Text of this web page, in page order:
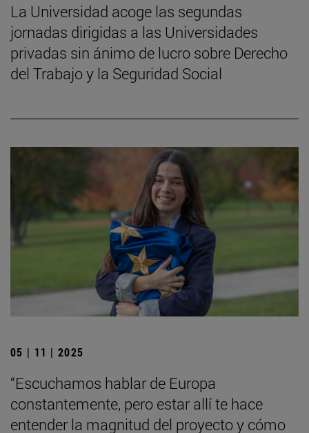
La Universidad acoge las segundas
jornadas dirigidas a las Universidades
privadas sin ánimo de lucro sobre Derecho
del Trabajo y la Seguridad Social
05 | 11 | 2025
“Escuchamos hablar de Europa
constantemente, pero estar allí te hace
entender la magnitud del proyecto y cómo